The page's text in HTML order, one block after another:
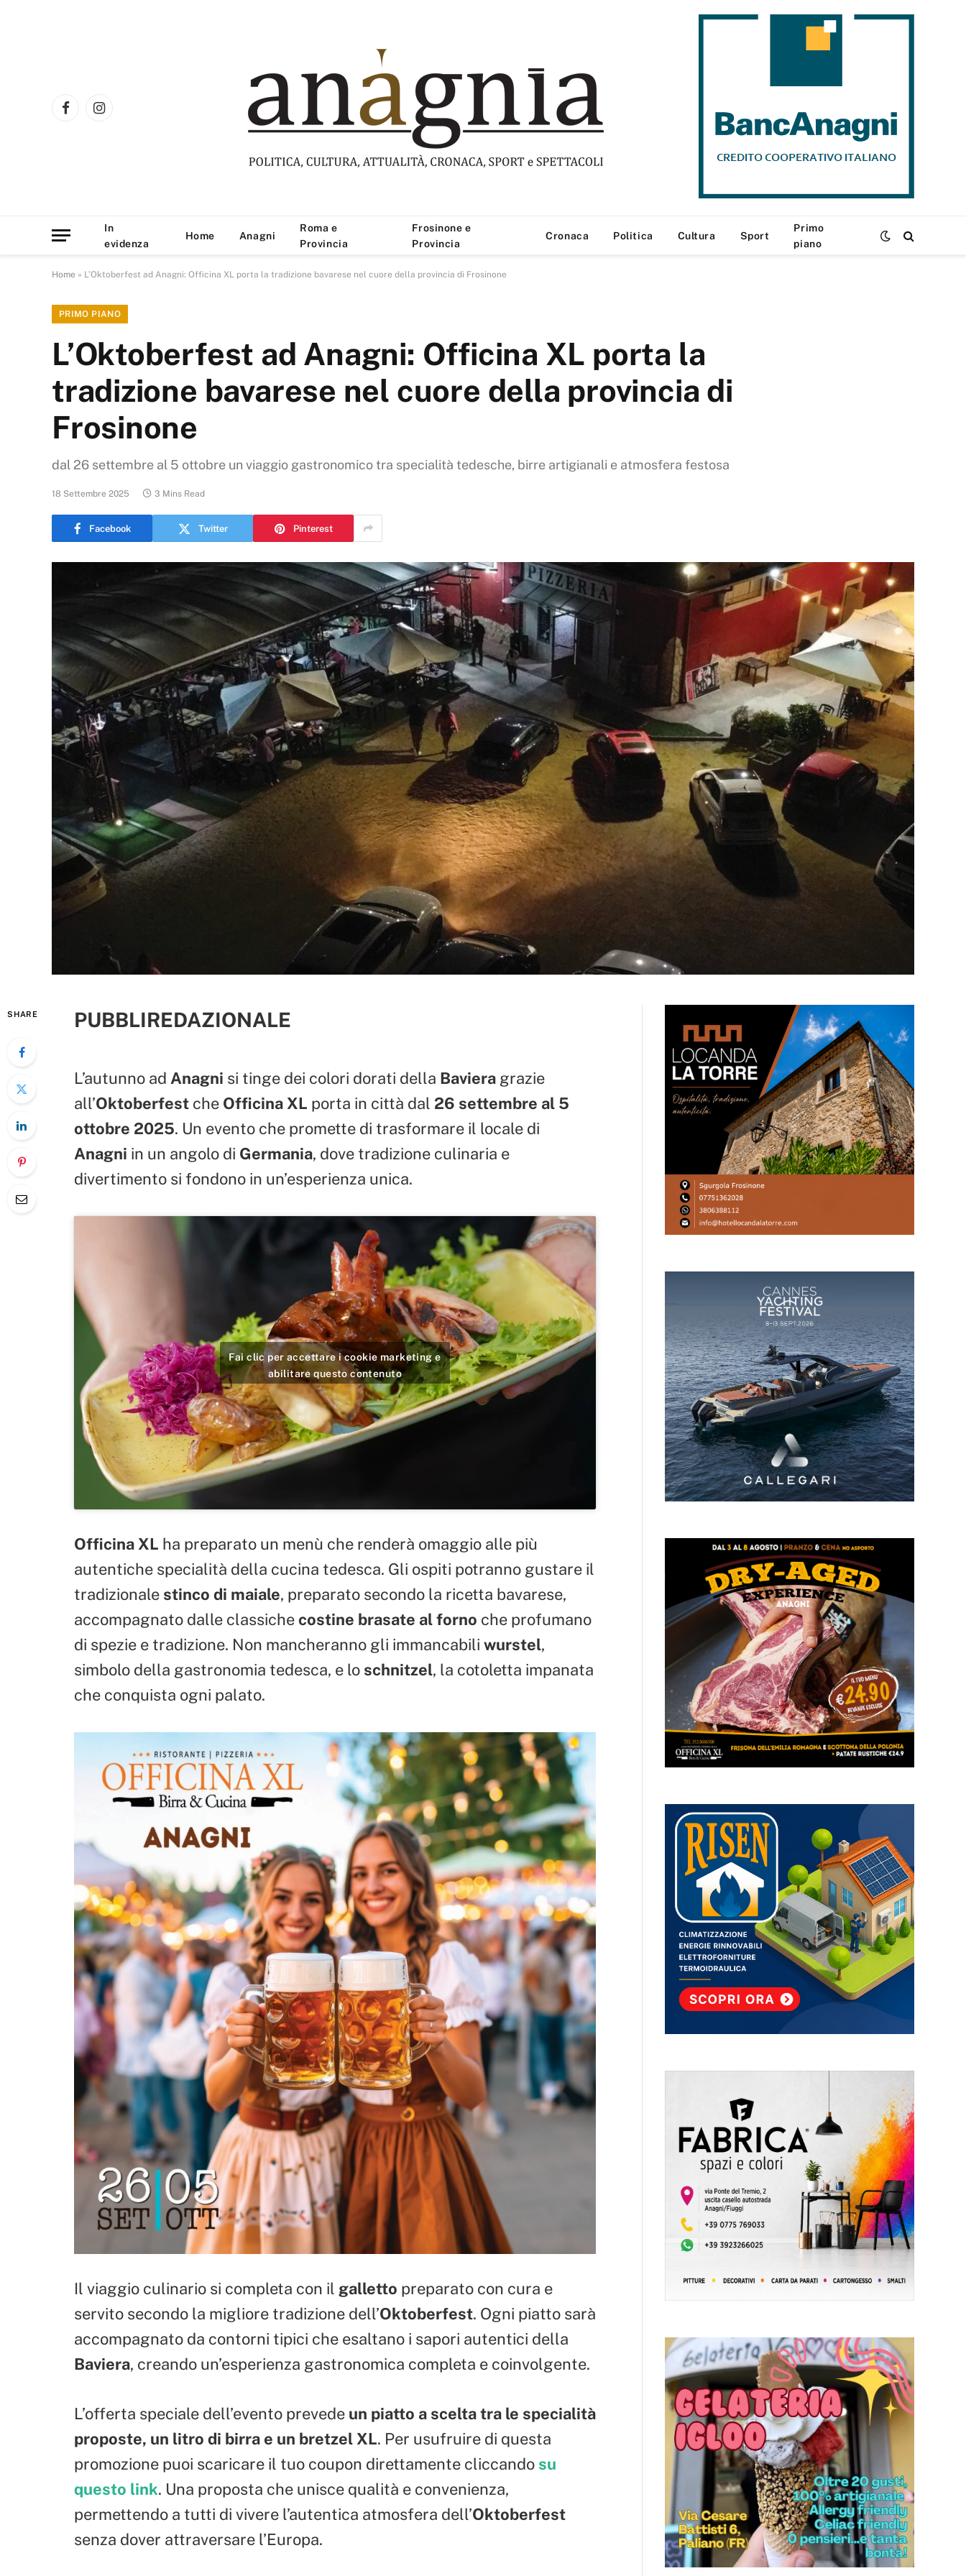
FacebookInstagram
In
evidenza
Home Anagni
Roma e
Provincia
Frosinone e
Provincia
Cronaca Politica Cultura Sport
Primo
piano
Home » L’Oktoberfest ad Anagni: Officina XL porta la tradizione bavarese nel cuore della provincia di Frosinone
PRIMO PIANO
L’Oktoberfest ad Anagni: Officina XL porta la
tradizione bavarese nel cuore della provincia di
Frosinone
dal 26 settembre al 5 ottobre un viaggio gastronomico tra specialità tedesche, birre artigianali e atmosfera festosa
18 Settembre 2025 3 Mins Read
Facebook Twitter Pinterest
SHARE PUBBLIREDAZIONALE
L’autunno ad Anagni si tinge dei colori dorati della Baviera grazie
all’Oktoberfest che Officina XL porta in città dal 26 settembre al 5
ottobre 2025. Un evento che promette di trasformare il locale di
Anagni in un angolo di Germania, dove tradizione culinaria e
divertimento si fondono in un’esperienza unica.
Fai clic per accettare i cookie marketing e
abilitare questo contenuto
Officina XL ha preparato un menù che renderà omaggio alle più
autentiche specialità della cucina tedesca. Gli ospiti potranno gustare il
tradizionale stinco di maiale, preparato secondo la ricetta bavarese,
accompagnato dalle classichecostine brasate al forno che profumano
di spezie e tradizione. Non mancheranno gli immancabili wurstel,
simbolo della gastronomia tedesca, e lo schnitzel, la cotoletta impanata
che conquista ogni palato.
Il viaggio culinario si completa con il galletto preparato con cura e
servito secondo la migliore tradizione dell’Oktoberfest. Ogni piatto sarà
accompagnato da contorni tipici che esaltano i sapori autentici della
Baviera, creando un’esperienza gastronomica completa e coinvolgente.
L’offerta speciale dell’evento prevede un piatto a scelta tra le specialità
proposte, un litro di birra e un bretzel XL. Per usufruire di questa
promozione puoi scaricare il tuo coupon direttamente cliccando su
questo link. Una proposta che unisce qualità e convenienza,
permettendo a tutti di vivere l’autentica atmosfera dell’Oktoberfest
senza dover attraversare l’Europa.